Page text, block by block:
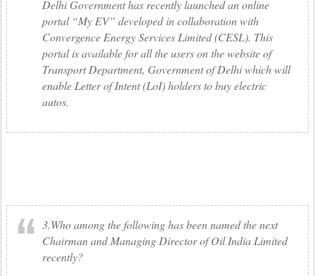
Delhi Government has recently launched an online
portal “My EV” developed in collaboration with
Convergence Energy Services Limited (CESL). This
portal is available for all the users on the website of
Transport Department, Government of Delhi which will
enable Letter of Intent (LoI) holders to buy electric
autos.
3.Who among the following has been named the next
Chairman and Managing Director of Oil India Limited
recently?